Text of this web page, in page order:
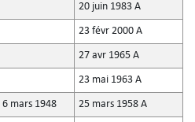
20 juin 1983 A
23 févr 2000 A
27 avr 1965 A
23 mai 1963 A
6 mars 1948 25 mars 1958 A